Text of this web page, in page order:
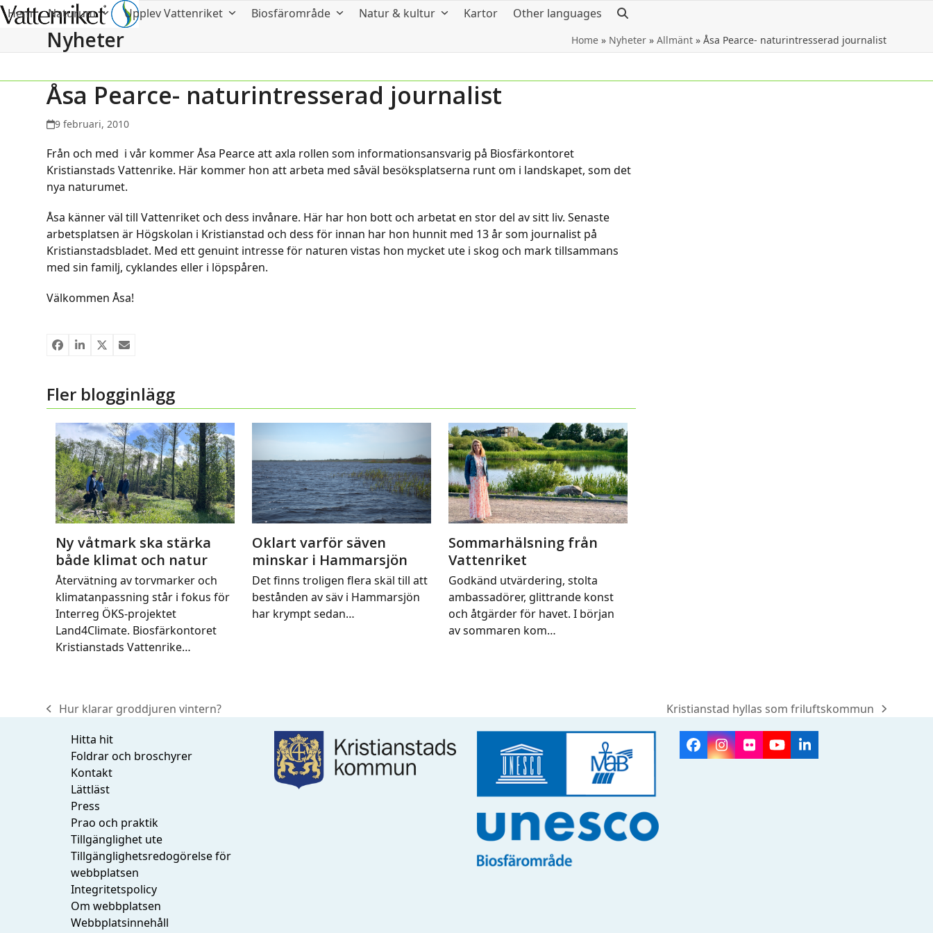
Hem Naturum Upplev Vattenriket Biosfärområde Natur & kultur Kartor Other languages
Nyheter Home» Nyheter» Allmänt» Åsa Pearce- naturintresserad journalist
Åsa Pearce- naturintresserad journalist
9 februari, 2010
Från och med i vår kommer Åsa Pearce att axla rollen som informationsansvarig på Biosfärkontoret
Kristianstads Vattenrike. Här kommer hon att arbeta med såväl besöksplatserna runt om i landskapet, som det
nya naturumet.
Åsa känner väl till Vattenriket och dess invånare. Här har hon bott och arbetat en stor del av sitt liv. Senaste
arbetsplatsen är Högskolan i Kristianstad och dess för innan har hon hunnit med 13 år som journalist på
Kristianstadsbladet. Med ett genuint intresse för naturen vistas hon mycket ute i skog och mark tillsammans
med sin familj, cyklandes eller i löpspåren.
Välkommen Åsa!
Fler blogginlägg
Ny våtmark ska stärka
både klimat och natur
Återvätning av torvmarker och
klimatanpassning står i fokus för
Interreg ÖKS-projektet
Land4Climate. Biosfärkontoret
Kristianstads Vattenrike…
Oklart varför säven
minskar i Hammarsjön
Det finns troligen flera skäl till att
bestånden av säv i Hammarsjön
har krympt sedan…
Sommarhälsning från
Vattenriket
Godkänd utvärdering, stolta
ambassadörer, glittrande konst
och åtgärder för havet. I början
av sommaren kom…
previous
post:
Hur klarar groddjuren vintern?
next
post:
Kristianstad hyllas som friluftskommun
Hitta hit
Foldrar och broschyrer
Kontakt
Lättläst
Press
Prao och praktik
Tillgänglighet ute
Tillgänglighetsredogörelse för
webbplatsen
Integritetspolicy
Om webbplatsen
Webbplatsinnehåll
Facebook
Instagram
FlickrYouTubeLinkedIn